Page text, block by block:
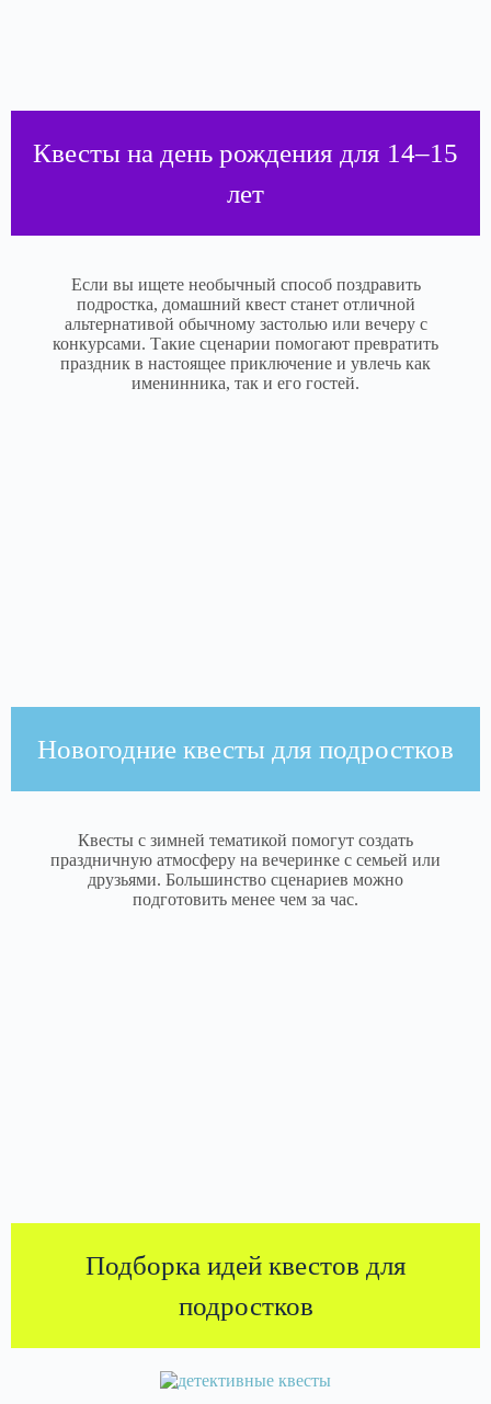
Квесты на день рождения для 14–15
лет
Если вы ищете необычный способ поздравить
подростка, домашний квест станет отличной
альтернативой обычному застолью или вечеру с
конкурсами. Такие сценарии помогают превратить
праздник в настоящее приключение и увлечь как
именинника, так и его гостей.
Новогодние квесты для подростков
Квесты с зимней тематикой помогут создать
праздничную атмосферу на вечеринке с семьей или
друзьями. Большинство сценариев можно
подготовить менее чем за час.
Подборка идей квестов для
подростков